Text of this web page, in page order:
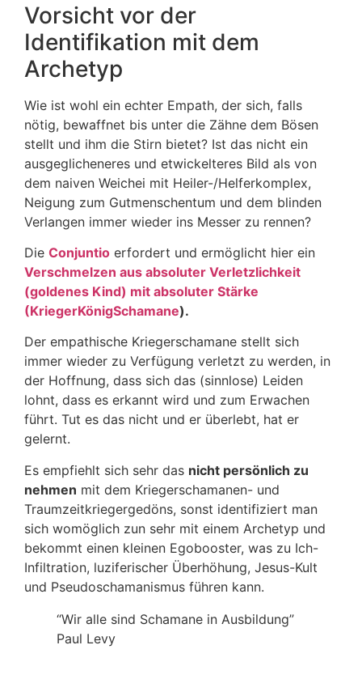
Vorsicht vor der
Identifikation mit dem
Archetyp
Wie ist wohl ein echter Empath, der sich, falls
nötig, bewaffnet bis unter die Zähne dem Bösen
stellt und ihm die Stirn bietet? Ist das nicht ein
ausgeglicheneres und etwickelteres Bild als von
dem naiven Weichei mit Heiler-/Helferkomplex,
Neigung zum Gutmenschentum und dem blinden
Verlangen immer wieder ins Messer zu rennen?
Die Conjuntio erfordert und ermöglicht hier ein
Verschmelzen aus absoluter Verletzlichkeit
(goldenes Kind) mit absoluter Stärke
(KriegerKönigSchamane).
Der empathische Kriegerschamane stellt sich
immer wieder zu Verfügung verletzt zu werden, in
der Hoffnung, dass sich das (sinnlose) Leiden
lohnt, dass es erkannt wird und zum Erwachen
führt. Tut es das nicht und er überlebt, hat er
gelernt.
Es empfiehlt sich sehr das nicht persönlich zu
nehmen mit dem Kriegerschamanen- und
Traumzeitkriegergedöns, sonst identifiziert man
sich womöglich zun sehr mit einem Archetyp und
bekommt einen kleinen Egobooster, was zu Ich-
Infiltration, luziferischer Überhöhung, Jesus-Kult
und Pseudoschamanismus führen kann.
“Wir alle sind Schamane in Ausbildung”
Paul Levy